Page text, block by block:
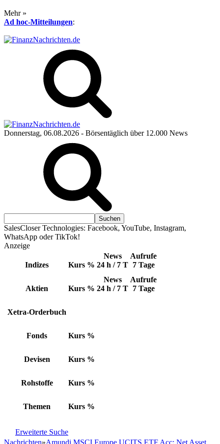
Mehr »
Ad hoc-Mitteilungen:
Donnerstag, 06.08.2026 - Börsentäglich über 12.000 News
SalesCloser Technologies: Facebook, YouTube, Instagram,
WhatsApp oder TikTok!
Anzeige
Indizes Kurs %
News
24 h / 7 T
Aufrufe
7 Tage
Aktien Kurs %
News
24 h / 7 T
Aufrufe
7 Tage
Xetra-Orderbuch
Fonds Kurs %
Devisen Kurs %
Rohstoffe Kurs %
Themen Kurs %
Erweiterte Suche
Nachrichten»Amundi MSCI Europe UCITS ETF Acc: Net Asset